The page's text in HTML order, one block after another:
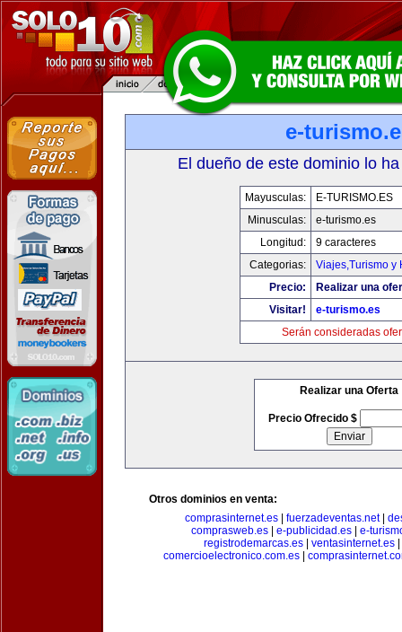
e-
El dueño de este dominio lo
Mayusculas:
E-TURISMO.ES
Minusculas:
e-turismo.es
Longitud:
9 caracteres
Categorias:
Viajes,Turismo y
Precio:
Realizar una
Visitar!
e-turismo.es
Serán consideradas
Realizar una Oferta
Precio Ofrecido $
Otros dominios en venta:
comprasinternet.es| fuerzadeventas.net|
comprasweb.es
e-publicidad.es
e-
registrodemarcas.es| ventasinternet.es|
comercioelectronico.com.es